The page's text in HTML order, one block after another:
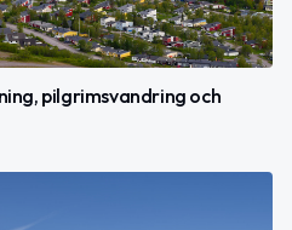
pilgrimsvandring och